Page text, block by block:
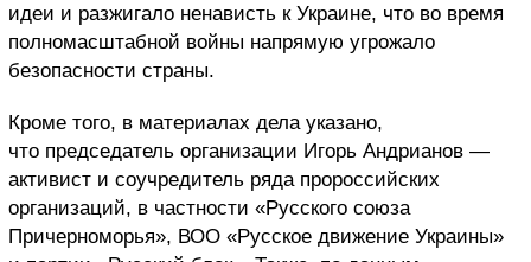
идеи и разжигало ненависть к Украине, что во время
полномасштабной войны напрямую угрожало
безопасности страны.
Кроме того, в материалах дела указано,
что председатель организации Игорь Андрианов —
активист и соучредитель ряда пророссийских
организаций, в частности «Русского союза
Причерноморья», ВОО «Русское движение Украины»